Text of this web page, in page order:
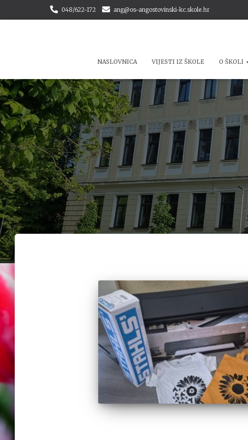
048/622-172 ang@os-angostovinski-kc.skole.hr
NASLOVNICA VIJESTI IZ ŠKOLE O ŠKOLI